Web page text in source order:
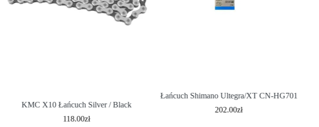
KMC X10 Łańcuch Silver / Black
118.00zł
Łańcuch Shimano Ultegra/XT CN-HG701
202.00zł